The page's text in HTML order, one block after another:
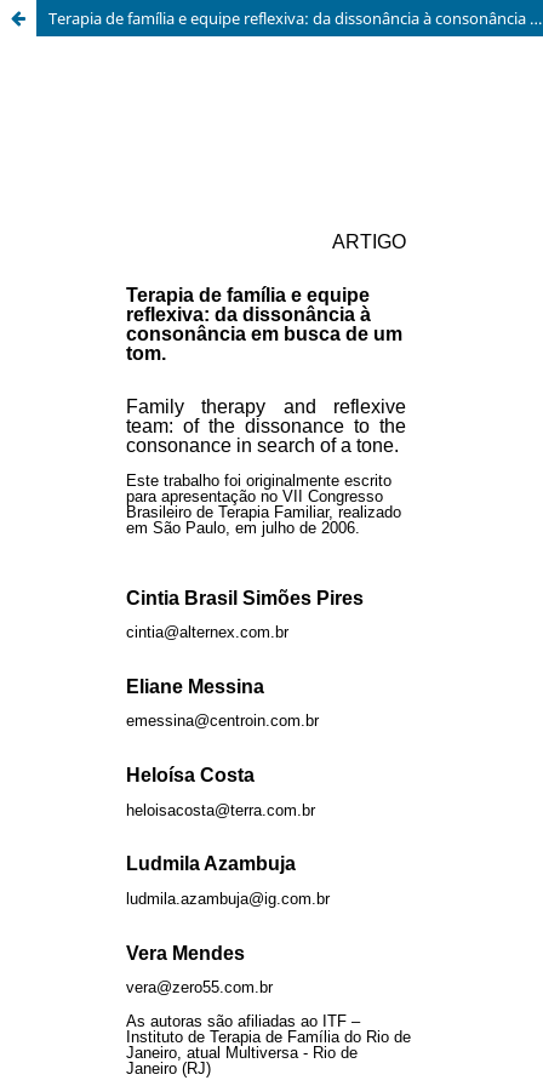
Terapia de família e equipe reflexiva: da dissonância à consonância em busca de um tom.